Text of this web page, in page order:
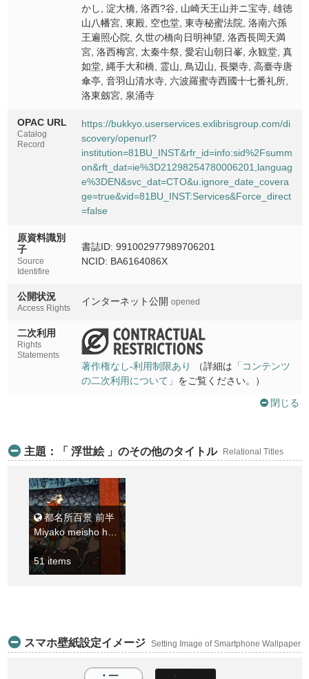
宇治橋平等院望
Ujibashi byodoin o nozomu
宇治川出合下ノ米かし
Ujigawa deaishita no komekashi
淀大橋
洛西桺谷
Rakusai yanagidani
山崎天王山并ニ宝寺
Yamazaki tennozan narabini takaradera
雄徳山八幡宮
Kuyado
東寺秘蜜法院
Toji himitsu hoin
洛南六孫王遍照心院
Rakunan rokusonno henjoshinin
洛西長岡天満宮
洛西梅宮
Rakusai umenomiya
太秦牛祭
Uzumasa ushimatsuri
愛宕山朝日峯
Shinnyodo
かし, 淀大橋, 洛西?谷, 山崎天王山并ニ宝寺, 雄徳
山八幡宮, 東殿, 空也堂, 東寺秘蜜法院, 洛南六孫
王遍照心院, 久世の橋向日明神望, 洛西長岡天満
宮, 洛西梅宮, 太秦牛祭, 愛宕山朝日峯, 永観堂, 真
如堂, 縄手大和橋, 霊山, 鳥辺山, 長樂寺, 高臺寺唐
傘亭, 音羽山清水寺, 六波羅蜜寺西國十七番礼所,
洛東劔宮, 泉涌寺
OPAC URL
Catalog
Record
https://bukkyo.userservices.exlibrisgroup.com/di
scovery/openurl?
institution=81BU_INST&rfr_id=info:sid%2Fsumm
on&rft_dat=ie%3D21298254780006201,languag
e%3DEN&svc_dat=CTO&u.ignore_date_covera
ge=true&vid=81BU_INST:Services&Force_direct
=false
原資料識別
子
Source
Identifire
書誌ID: 991002977989706201
NCID: BA6164086X
公開状況
Access Rights
インターネット公開 opened
二次利用
Rights
Statements
著作権なし-利用制限あり （詳細は 「コンテンツ
の二次利用について」 をご覧ください。）
閉じる
主題：「 浮世絵 」のその他のタイトル Relational Titles
都名所百景 前半
51 items
スマホ壁紙設定イメージ Setting Image of Smartphone Wallpaper